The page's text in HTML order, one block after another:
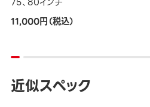
11,000円（税込）
近似スペック